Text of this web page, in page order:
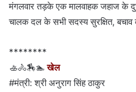
मंगलवार तड़के एक मालवाहक जहाज के
चालक दल के सभी सदस्य सुरक्षित, बचाव
********
🚣🚴🏇🏊खेल
#मंत्री: श्री अनुराग सिंह ठाकुर